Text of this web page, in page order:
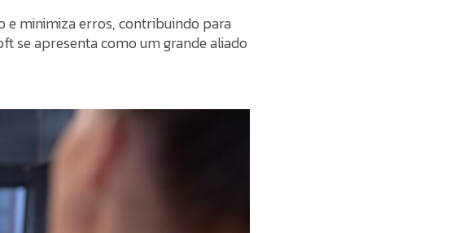
e minimiza erros, contribuindo para
se apresenta como um grande aliado